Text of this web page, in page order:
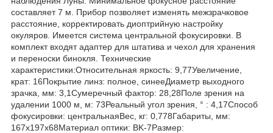
составляет 7 м. Прибор позволяет изменять межзрачковое
расстояние, корректировать диоптрийную настройку
окуляров. Имеется система центральной фокусировки. В
комплект входят адаптер для штатива и чехол для хранения
и переноски бинокля. Технические
характеристики:Относительная яркость: 9,77Увеличение,
крат: 16Покрытие линз: полное, синееДиаметр выходного
зрачка, мм: 3,1Сумеречный фактор: 28,28Поле зрения на
удалении 1000 м, м: 73Реальный угол зрения, ° : 4,17Способ
фокусировки: центральнаяВес, кг: 0,778Габариты, мм:
167x197x68Материал оптики: BK-7Размер: